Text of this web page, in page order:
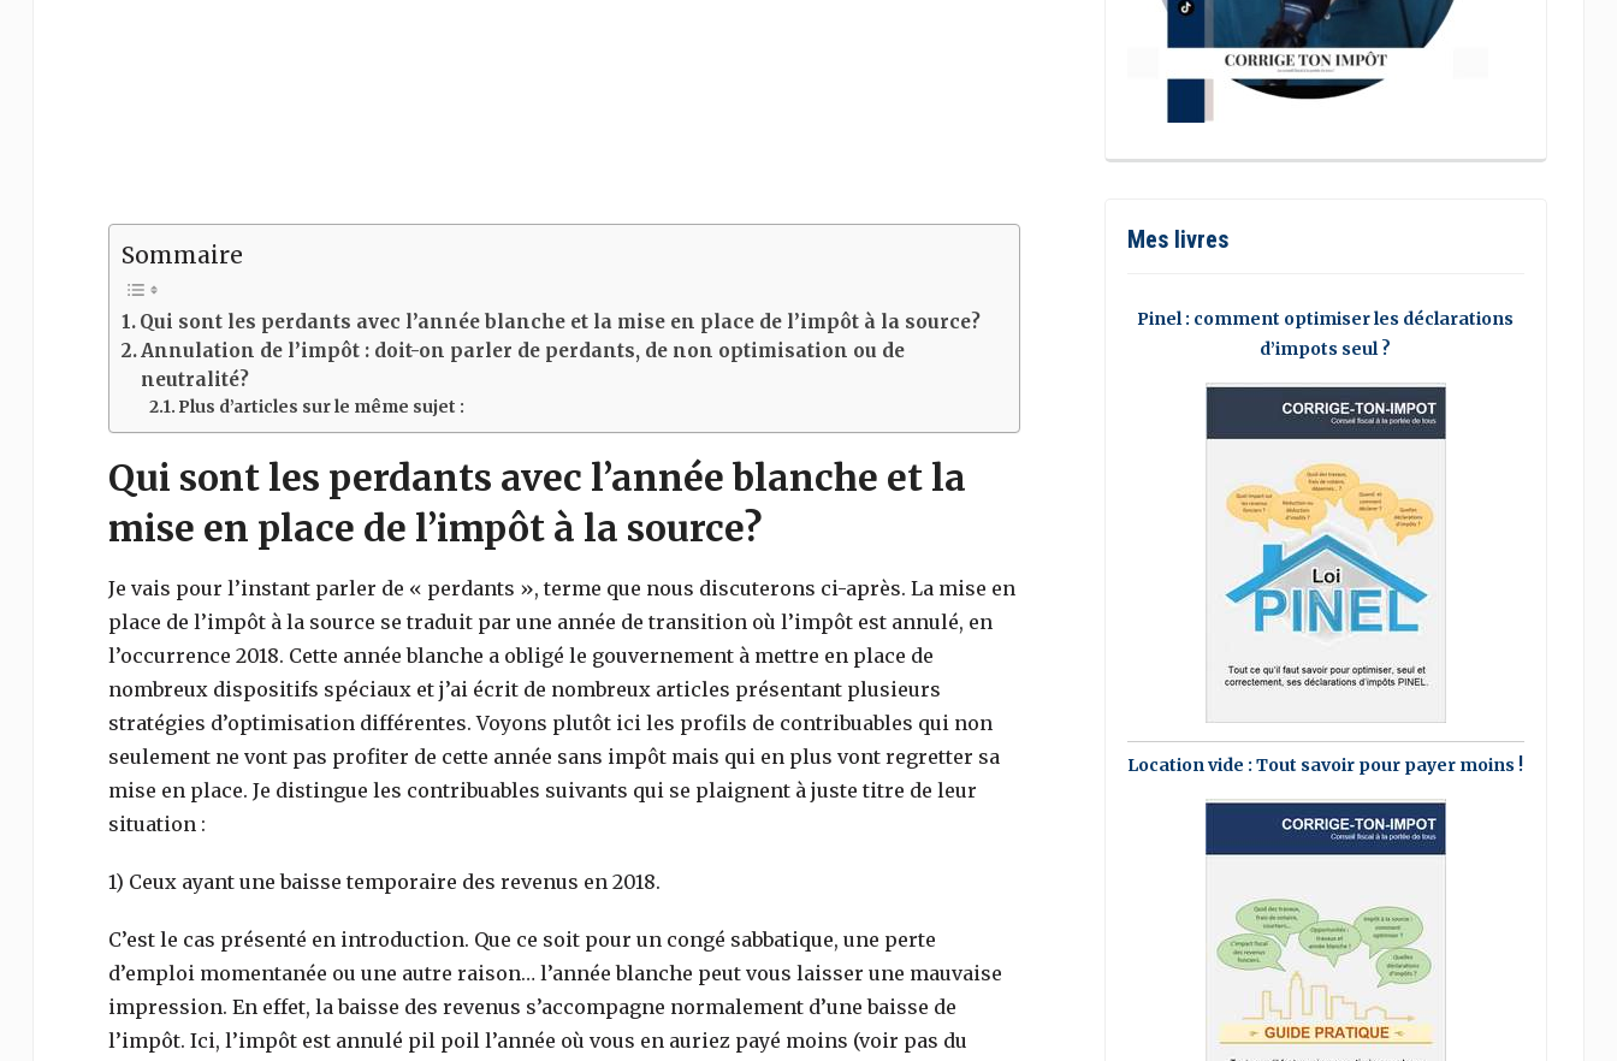
Sommaire
Qui sont les perdants avec l’année blanche et la mise en place de l’impôt à la source?
Annulation de l’impôt : doit-on parler de perdants, de non optimisation ou de
neutralité?
Plus d’articles sur le même sujet :
Qui sont les perdants avec l’année blanche et la
mise en place de l’impôt à la source?
Je vais pour l’instant parler de « perdants », terme que nous discuterons ci-après. La mise en
place de l’impôt à la source se traduit par une année de transition où l’impôt est annulé, en
l’occurrence 2018. Cette année blanche a obligé le gouvernement à mettre en place de
nombreux dispositifs spéciaux et j’ai écrit de nombreux articles présentant plusieurs
stratégies d’optimisation différentes. Voyons plutôt ici les profils de contribuables qui non
seulement ne vont pas profiter de cette année sans impôt mais qui en plus vont regretter sa
mise en place. Je distingue les contribuables suivants qui se plaignent à juste titre de leur
situation :
1) Ceux ayant une baisse temporaire des revenus en 2018.
C’est le cas présenté en introduction. Que ce soit pour un congé sabbatique, une perte
d’emploi momentanée ou une autre raison… l’année blanche peut vous laisser une mauvaise
impression. En effet, la baisse des revenus s’accompagne normalement d’une baisse de
l’impôt. Ici, l’impôt est annulé pil poil l’année où vous en auriez payé moins (voir pas du
Mes livres
Pinel : comment optimiser les déclarations
d’impots seul ?
Location vide : Tout savoir pour payer moins !